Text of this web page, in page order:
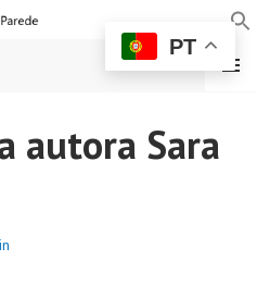
DE
PAREDE
MENU
autora Sara
PT